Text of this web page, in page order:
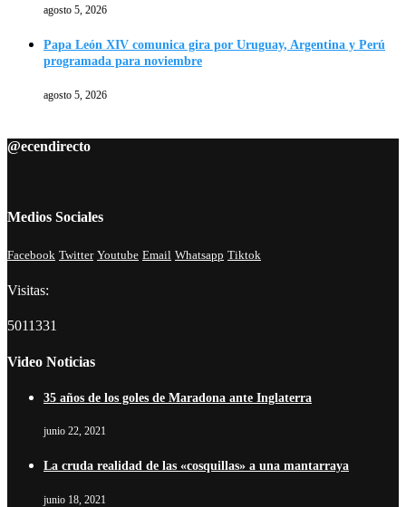
agosto 5, 2026
Papa León XIV comunica gira por Uruguay, Argentina y Perú
programada para noviembre
agosto 5, 2026
@ecendirecto
Medios Sociales
Facebook Twitter Youtube Email Whatsapp Tiktok
Visitas:
5011331
Video Noticias
35 años de los goles de Maradona ante Inglaterra
junio 22, 2021
La cruda realidad de las «cosquillas» a una mantarraya
junio 18, 2021